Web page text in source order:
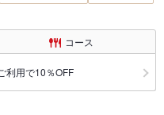
コース
利用で10％OFF